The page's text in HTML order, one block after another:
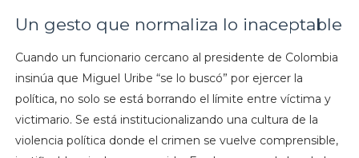
Un gesto que normaliza lo inaceptable
Cuando un funcionario cercano al presidente de Colombia
insinúa que Miguel Uribe “se lo buscó” por ejercer la
política, no solo se está borrando el límite entre víctima y
victimario. Se está institucionalizando una cultura de la
violencia política donde el crimen se vuelve comprensible,